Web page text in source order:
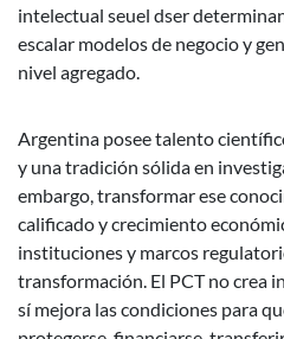
intelectual seuel dser
escalar modelos de negocio y
nivel agregado.
Argentina posee talento
y una tradición sólida en
embargo, transformar ese
calificado y crecimiento
instituciones y marcos
transformación. El PCT no crea
sí mejora las condiciones para